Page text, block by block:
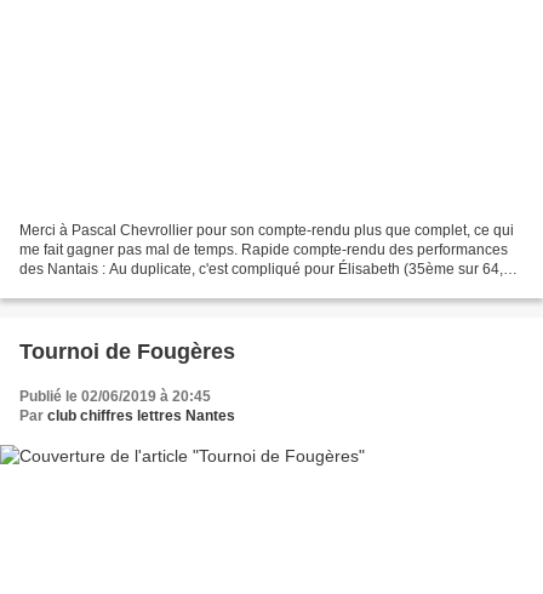
Merci à Pascal Chevrollier pour son compte-rendu plus que complet, ce qui
me fait gagner pas mal de temps. Rapide compte-rendu des performances
des Nantais : Au duplicate, c'est compliqué pour Élisabeth (35ème sur 64,
Tournoi de Fougères
Publié le 02/06/2019 à 20:45
Par club chiffres lettres Nantes